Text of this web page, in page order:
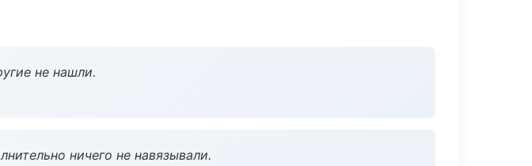
не нашли.
ничего не навязывали.